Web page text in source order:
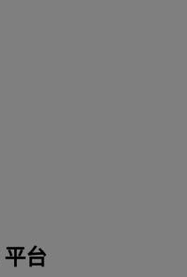
台